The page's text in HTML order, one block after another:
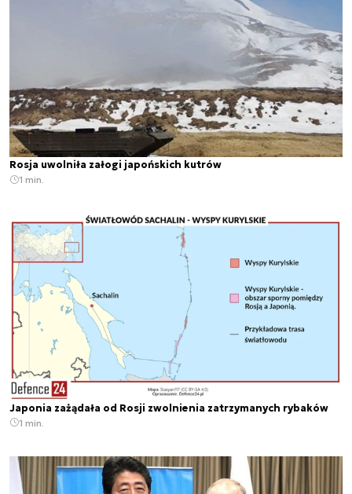
Rosja uwolniła załogi japońskich kutrów
1 min.
Japonia zażądała od Rosji zwolnienia zatrzymanych rybaków
1 min.